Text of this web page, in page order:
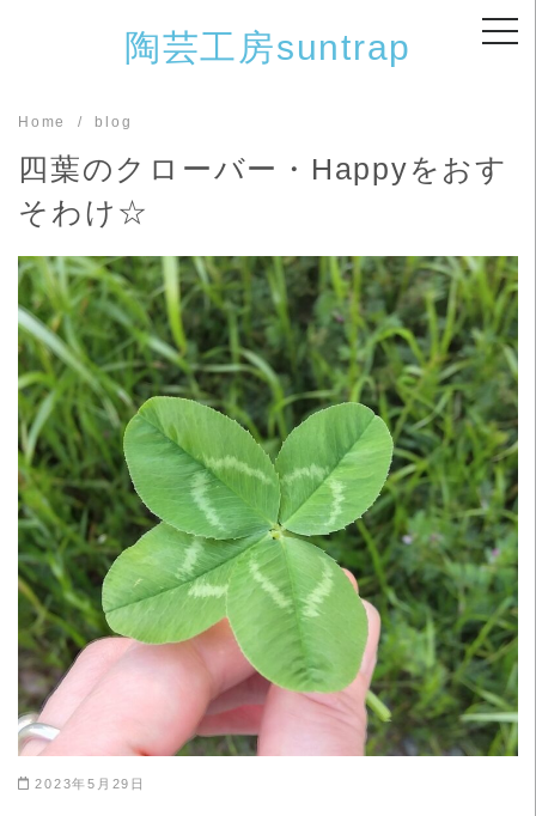
陶芸工房suntrap
Home blog
四葉のクローバー・Happyをおす
そわけ☆
2023年5月29日